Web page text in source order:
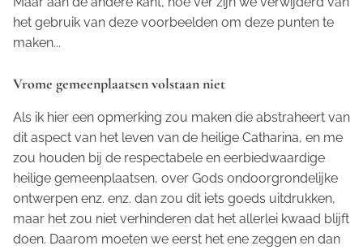
het gebruik van deze voorbeelden om deze punten te
maken...
Vrome gemeenplaatsen volstaan niet
Als ik hier een opmerking zou maken die abstraheert van
dit aspect van het leven van de heilige Catharina, en me
zou houden bij de respectabele en eerbiedwaardige
heilige gemeenplaatsen, over Gods ondoorgrondelijke
ontwerpen enz. enz. dan zou dit iets goeds uitdrukken,
maar het zou niet verhinderen dat het allerlei kwaad blijft
doen. Daarom moeten we eerst het ene zeggen en dan